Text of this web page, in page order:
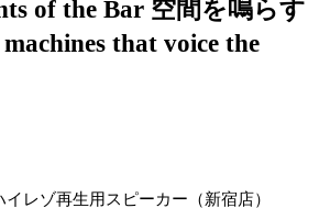
of the Bar 空間を鳴らす
that voice the